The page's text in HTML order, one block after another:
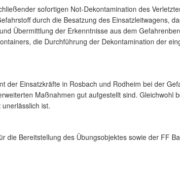
sofortigen Not-Dekontamination des
durch die Besatzung des Einsatzleitwagens,
Übermittlung der Erkenntnisse aus dem
die Durchführung der Dekontamination der
der Einsatzkräfte in Rosbach und Rodheim bei der
Maßnahmen gut aufgestellt sind. Gleichwohl
ist.
die Bereitstellung des Übungsobjektes sowie der FF